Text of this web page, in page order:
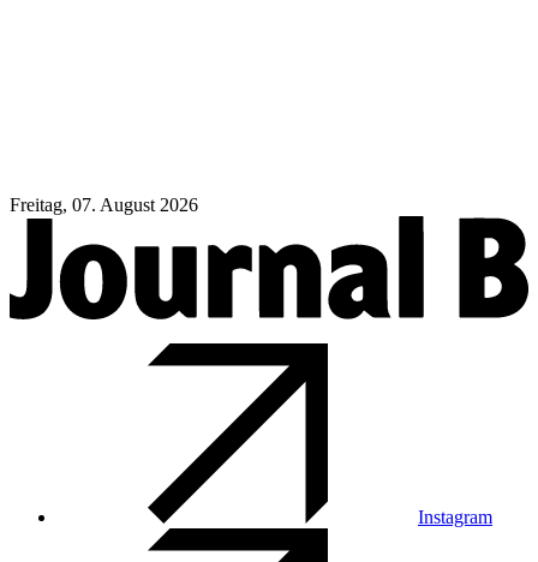
Freitag, 07. August 2026
Instagram